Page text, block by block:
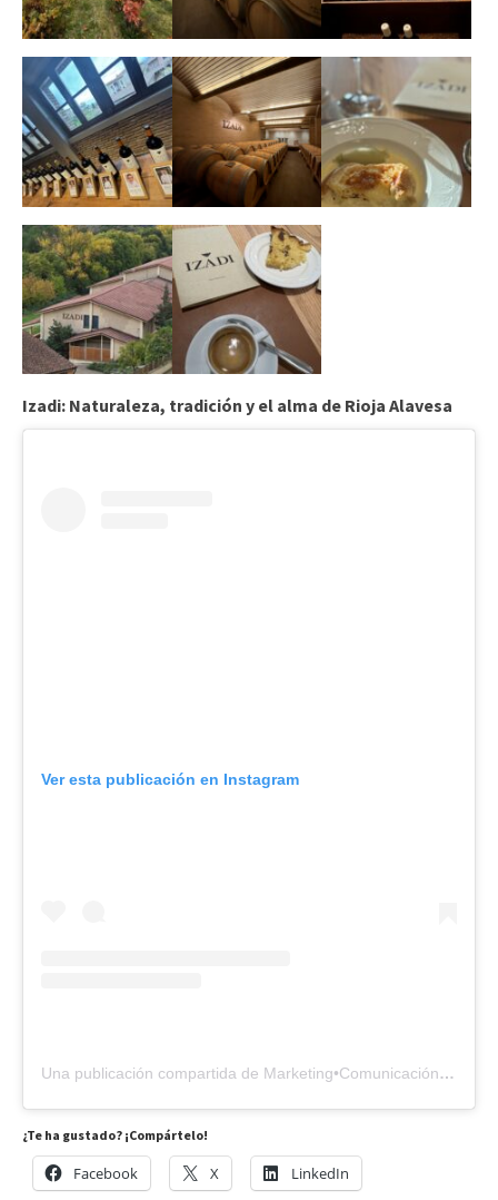
Izadi: Naturaleza, tradición y el alma de Rioja Alavesa
Ver esta publicación en Instagram
Una publicación compartida de Marketing•Comunicación•Vino (@marketingvinicola)
¿Te ha gustado? ¡Compártelo!
Facebook X LinkedIn